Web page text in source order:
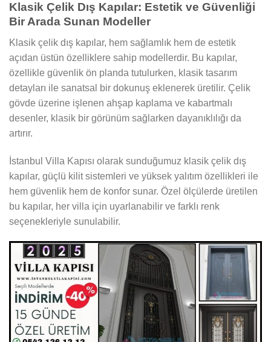
Klasik Çelik Dış Kapılar: Estetik ve Güvenliği
Bir Arada Sunan Modeller
Klasik çelik dış kapılar, hem sağlamlık hem de estetik
açıdan üstün özelliklere sahip modellerdir. Bu kapılar,
özellikle güvenlik ön planda tutulurken, klasik tasarım
detayları ile sanatsal bir dokunuş eklenerek üretilir. Çelik
gövde üzerine işlenen ahşap kaplama ve kabartmalı
desenler, klasik bir görünüm sağlarken dayanıklılığı da
artırır.
İstanbul Villa Kapısı olarak sunduğumuz klasik çelik dış
kapılar, güçlü kilit sistemleri ve yüksek yalıtım özellikleri ile
hem güvenlik hem de konfor sunar. Özel ölçülerde üretilen
bu kapılar, her villa için uyarlanabilir ve farklı renk
seçenekleriyle sunulabilir.